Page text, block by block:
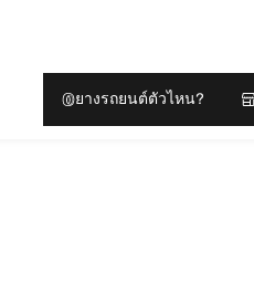
ยางรถยนต์ตัวไหน?